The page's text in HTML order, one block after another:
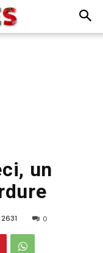
un
2631 0